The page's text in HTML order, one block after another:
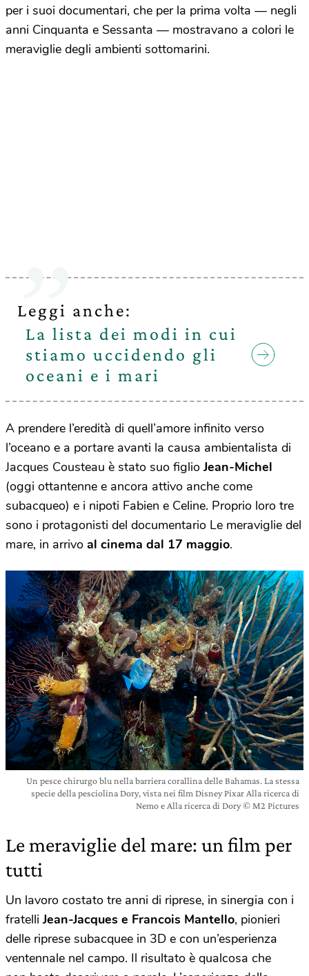
per i suoi documentari, che per la prima volta — negli
anni Cinquanta e Sessanta — mostravano a colori le
meraviglie degli ambienti sottomarini.
Leggi anche:
La lista dei modi in cui
stiamo uccidendo gli
oceani e i mari
A prendere l’eredità di quell’amore infinito verso
l’oceano e a portare avanti la causa ambientalista di
Jacques Cousteau è stato suo figlioJean-Michel
(oggi ottantenne e ancora attivo anche come
subacqueo) e i nipoti Fabien e Celine. Proprio loro tre
sono i protagonisti del documentario Le meraviglie del
mare, in arrivo al cinema dal 17 maggio.
Un pesce chirurgo blu nella barriera corallina delle Bahamas. La stessa
specie della pesciolina Dory, vista nei film Disney Pixar Alla ricerca di
Nemo e Alla ricerca di Dory © M2 Pictures
Le meraviglie del mare: un film per
tutti
Un lavoro costato tre anni di riprese, in sinergia con i
fratelliJean-Jacques e Francois Mantello, pionieri
delle riprese subacquee in 3D e con un’esperienza
ventennale nel campo. Il risultato è qualcosa che